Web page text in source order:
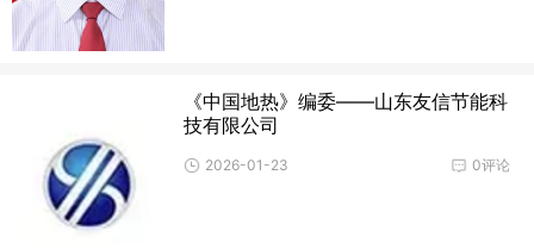
《中国地热》编委——山东友信节能科
技有限公司
0评论
2026-01-23